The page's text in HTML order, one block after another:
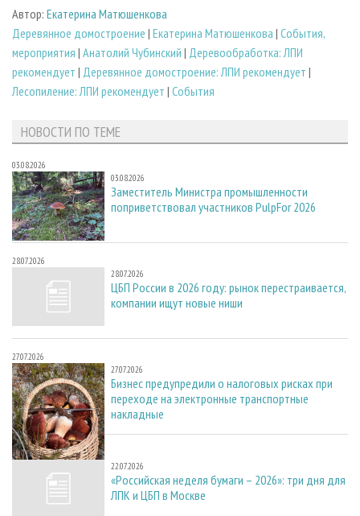
Автор: Екатерина Матюшенкова
Деревянное домостроение | Екатерина Матюшенкова | События,
мероприятия | Анатолий Чубинский | Деревообработка: ЛПИ
рекомендует | Деревянное домостроение: ЛПИ рекомендует |
Лесопиление: ЛПИ рекомендует | События
НОВОСТИ ПО ТЕМЕ
03.08.2026
03.08.2026
Заместитель Министра промышленности
поприветствовал участников PulpFor 2026
28.07.2026
28.07.2026
ЦБП России в 2026 году: рынок перестраивается,
компании ищут новые ниши
27.07.2026
27.07.2026
Бизнес предупредили о налоговых рисках при
переходе на электронные транспортные
накладные
22.07.2026
22.07.2026
«Российская неделя бумаги – 2026»: три дня для
ЛПК и ЦБП в Москве